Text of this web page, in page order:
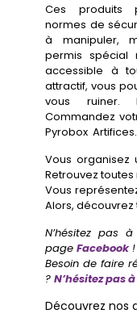
Ces produits
normes de
à manipuler,
permis spécial
accessible à
attractif, vous
vous ruiner.
Commandez
Pyrobox Artifices.
Vous organisez
Retrouvez toutes
Vous
Alors,
N’hésitez pas
pageFacebook!
Besoin de faire
?N’hésitez pas
Découvrez nos